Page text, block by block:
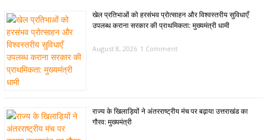
खेल प्रतिभाओं को हरसंभव प्रोत्साहन और विश्वस्तरीय सुविधाएँ
उपलब्ध कराना सरकार की प्राथमिकता: मुख्यमंत्री धामी
August 8, 2026 1 Comment
राज्य के खिलाड़ियों ने अंतरराष्ट्रीय मंच पर बढ़ाया उत्तराखंड का
गौरव: मुख्यमंत्री